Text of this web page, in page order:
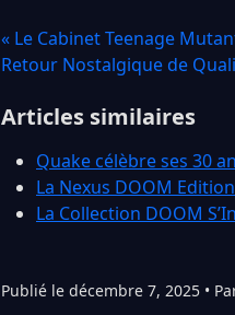
« Le Cabinet Teenage
Retour Nostalgique de
Articles similaires
Quake célèbre ses 30
La Nexus DOOM
La Collection DOOM
Publié le décembre 7, 2025 •